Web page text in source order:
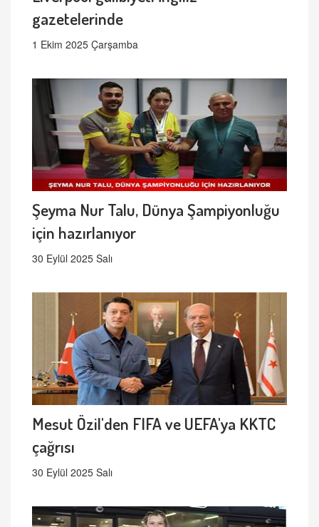
gazetelerinde
1 Ekim 2025 Çarşamba
Şeyma Nur Talu, Dünya Şampiyonluğu
için hazırlanıyor
30 Eylül 2025 Salı
Mesut Özil'den FIFA ve UEFA'ya KKTC
çağrısı
30 Eylül 2025 Salı